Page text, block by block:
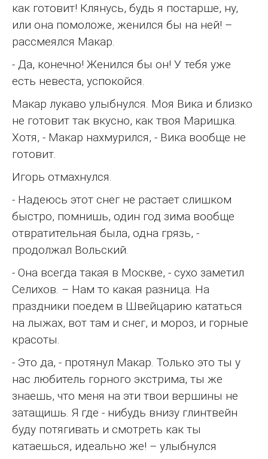
как готовит! Клянусь, будь я постарше, ну,
или она помоложе, женился бы на ней! –
рассмеялся Макар.
- Да, конечно! Женился бы он! У тебя уже
есть невеста, успокойся.
Макар лукаво улыбнулся. Моя Вика и близко
не готовит так вкусно, как твоя Маришка.
Хотя, - Макар нахмурился, - Вика вообще не
готовит.
Игорь отмахнулся.
- Надеюсь этот снег не растает слишком
быстро, помнишь, один год зима вообще
отвратительная была, одна грязь, -
продолжал Вольский.
- Она всегда такая в Москве, - сухо заметил
Селихов. – Нам то какая разница. На
праздники поедем в Швейцарию кататься
на лыжах, вот там и снег, и мороз, и горные
красоты.
- Это да, - протянул Макар. Только это ты у
нас любитель горного экстрима, ты же
знаешь, что меня на эти твои вершины не
затащишь. Я где - нибудь внизу глинтвейн
буду потягивать и смотреть как ты
катаешься, идеально же! – улыбнулся